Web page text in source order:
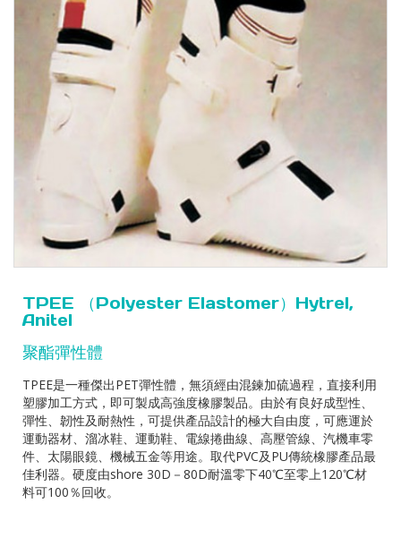
TPEE （Polyester Elastomer）Hytrel,
Anitel
聚酯彈性體
TPEE是一種傑出PET彈性體，無須經由混鍊加硫過程，直接利用
塑膠加工方式，即可製成高強度橡膠製品。由於有良好成型性、
彈性、韌性及耐熱性，可提供產品設計的極大自由度，可應運於
運動器材、溜冰鞋、運動鞋、電線捲曲線、高壓管線、汽機車零
件、太陽眼鏡、機械五金等用途。取代PVC及PU傳統橡膠產品最
佳利器。硬度由shore 30D－80D耐溫零下40℃至零上120℃材
料可100％回收。